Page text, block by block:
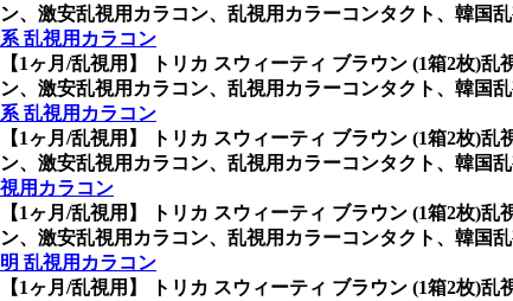
ン、激安乱視用カラコン、乱視用カラーコンタクト、韓国
系 乱視用カラコン
【1ヶ月/乱視用】 トリカ スウィーティ ブラウン (1箱2枚)乱
ン、激安乱視用カラコン、乱視用カラーコンタクト、韓国
系 乱視用カラコン
【1ヶ月/乱視用】 トリカ スウィーティ ブラウン (1箱2枚)乱
ン、激安乱視用カラコン、乱視用カラーコンタクト、韓国
視用カラコン
【1ヶ月/乱視用】 トリカ スウィーティ ブラウン (1箱2枚)乱
ン、激安乱視用カラコン、乱視用カラーコンタクト、韓国
明 乱視用カラコン
【1ヶ月/乱視用】 トリカ スウィーティ ブラウン (1箱2枚)乱